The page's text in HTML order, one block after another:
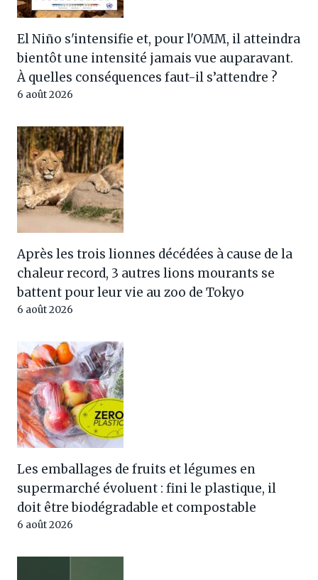
El Niño s'intensifie et, pour l'OMM, il atteindra
bientôt une intensité jamais vue auparavant.
À quelles conséquences faut-il s’attendre ?
6 août 2026
Après les trois lionnes décédées à cause de la
chaleur record, 3 autres lions mourants se
battent pour leur vie au zoo de Tokyo
6 août 2026
Les emballages de fruits et légumes en
supermarché évoluent : fini le plastique, il
doit être biodégradable et compostable
6 août 2026